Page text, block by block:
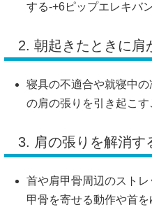
する-+6ピップエレキバ
2. 朝起きたときに肩
寝具の不適合や就寝中
の肩の張りを引き起こす
3. 肩の張りを解消す
首や肩甲骨周辺のストレ
甲骨を寄せる動作や首